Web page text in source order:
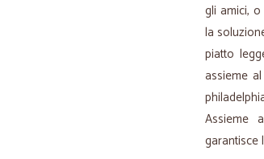
gli amici,
la
piatto
assieme
Assieme
garantisce